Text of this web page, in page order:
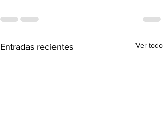
Entradas recientes Ver todo